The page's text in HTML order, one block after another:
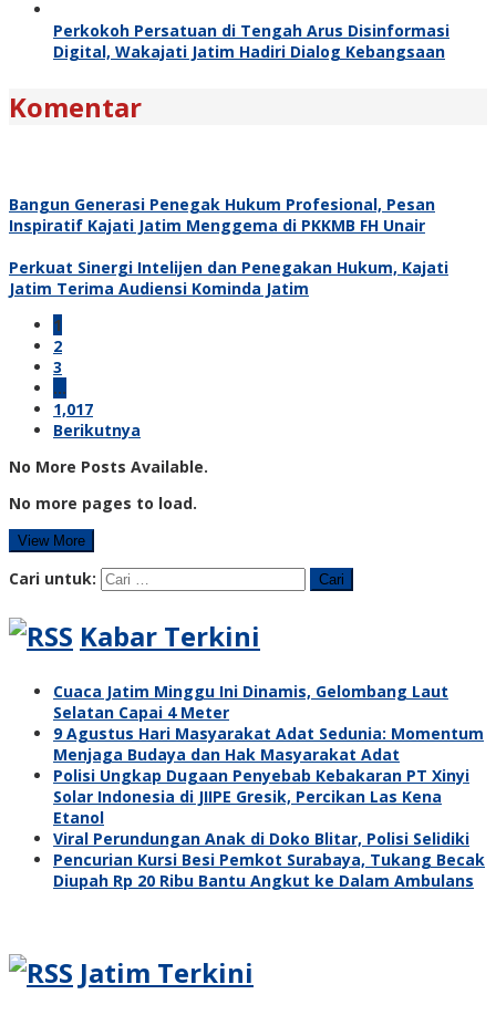
Perkokoh Persatuan di Tengah Arus Disinformasi
Digital, Wakajati Jatim Hadiri Dialog Kebangsaan
Komentar
Bangun Generasi Penegak Hukum Profesional, Pesan
Inspiratif Kajati Jatim Menggema di PKKMB FH Unair
Perkuat Sinergi Intelijen dan Penegakan Hukum, Kajati
Jatim Terima Audiensi Kominda Jatim
1
2
3
…
1,017
Berikutnya
No More Posts Available.
No more pages to load.
View More
Cari untuk:
Kabar Terkini
Cuaca Jatim Minggu Ini Dinamis, Gelombang Laut
Selatan Capai 4 Meter
9 Agustus Hari Masyarakat Adat Sedunia: Momentum
Menjaga Budaya dan Hak Masyarakat Adat
Polisi Ungkap Dugaan Penyebab Kebakaran PT Xinyi
Solar Indonesia di JIIPE Gresik, Percikan Las Kena
Etanol
Viral Perundungan Anak di Doko Blitar, Polisi Selidiki
Pencurian Kursi Besi Pemkot Surabaya, Tukang Becak
Diupah Rp 20 Ribu Bantu Angkut ke Dalam Ambulans
Jatim Terkini